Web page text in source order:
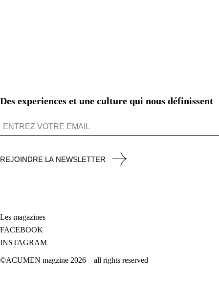
Des experiences et une culture qui nous définissent
REJOINDRE LA NEWSLETTER
Les magazines
FACEBOOK
INSTAGRAM
©ACUMEN magzine 2026 – all rights reserved